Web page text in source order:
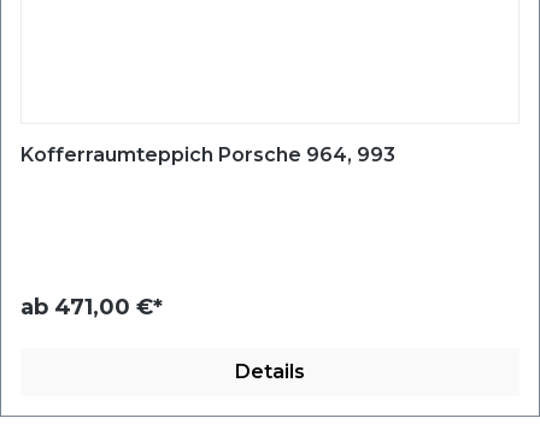
Kofferraumteppich Porsche 964, 993
ab 471,00 €*
Details